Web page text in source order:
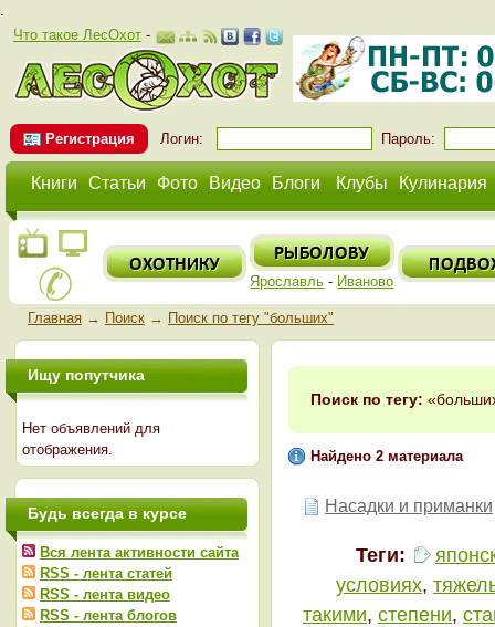
.
Что такое ЛесОхот-
Регистрация Логин: Пароль:
Книги Статьи Фото Видео Блоги Клубы Кулинария
Ярославль - Иваново
Главная→ Поиск→ Поиск по тегу "больших"
Поиск по тегу:
Найдено 2 материала
Насадки и приманки
Теги:
условиях,
такими, степени,
Ищу попутчика
Нет объявлений для
отображения.
Будь всегда в курсе
Вся лента активности сайта
RSS - лента статей
RSS - лента видео
RSS - лента блогов